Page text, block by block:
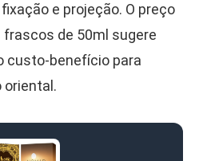
e projeção. O preço
frascos de 50ml sugere
custo-benefício para
oriental.